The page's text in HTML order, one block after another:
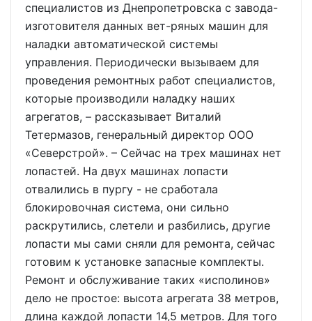
специалистов из Днепропетровска с завода-
изготовителя данных вет-ряных машин для
наладки автоматической системы
управления. Периодически вызываем для
проведения ремонтных работ специалистов,
которые производили наладку наших
агрегатов, – рассказывает Виталий
Тетермазов, генеральный директор ООО
«Северстрой». – Сейчас на трех машинах нет
лопастей. На двух машинах лопасти
отвалились в пургу - не сработала
блокировочная система, они сильно
раскрутились, слетели и разбились, другие
лопасти мы сами сняли для ремонта, сейчас
готовим к установке запасные комплекты.
Ремонт и обслуживание таких «исполинов»
дело не простое: высота агрегата 38 метров,
длина каждой лопасти 14,5 метров. Для того